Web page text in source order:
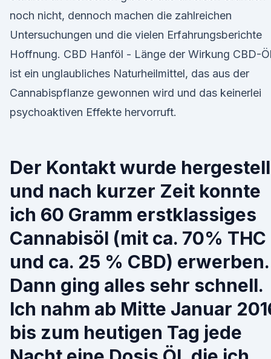
noch nicht, dennoch machen die zahlreichen
Untersuchungen und die vielen Erfahrungsberichte
Hoffnung. CBD Hanföl - Länge der Wirkung CBD-
ist ein unglaubliches Naturheilmittel, das aus der
Cannabispflanze gewonnen wird und das keinerlei
psychoaktiven Effekte hervorruft.
Der Kontakt wurde
und nach kurzer Zeit konnte
ich 60 Gramm erstklassiges
Cannabisöl (mit ca. 70% THC
und ca. 25 % CBD) erwerben.
Dann ging alles sehr schnell.
Ich nahm ab Mitte Januar
bis zum heutigen Tag jede